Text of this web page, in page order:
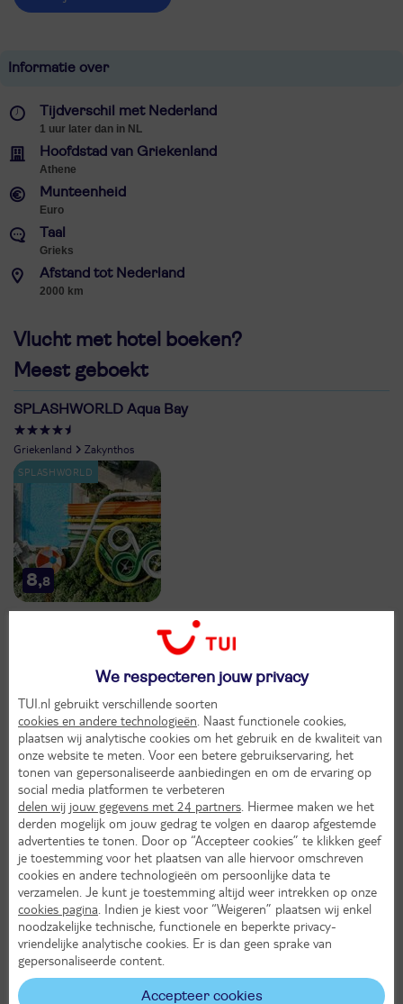
Informatie over
Tijdverschil met Nederland
1 uur later dan in NL
Hoofdstad van Griekenland
Athene
Munteenheid
Euro
Taal
Grieks
Afstand tot Nederland
2000 km
Vlucht met hotel boeken?
Meest geboekt
SPLASHWORLD Aqua Bay
Griekenland Zakynthos
8,8
Voordeligste keuze
Fly-drive Zakynthos
Griekenland
Zakynthos
Meer vakanties
Vliegtickets Zakynthos: waar groen en
blauw elkaar ontmoeten
We respecteren jouw privacy
TUI.nl gebruikt verschillende soorten
cookies en andere technologieën . Naast functionele cookies,
plaatsen wij analytische cookies om het gebruik en de kwaliteit van
onze website te meten. Voor een betere gebruikservaring, het
tonen van gepersonaliseerde aanbiedingen en om de ervaring op
social media platformen te verbeteren
delen wij jouw gegevens met 24 partners . Hiermee maken we het
derden mogelijk om jouw gedrag te volgen en daarop afgestemde
advertenties te tonen. Door op “Accepteer cookies” te klikken geef
je toestemming voor het plaatsen van alle hiervoor omschreven
cookies en andere technologieën om persoonlijke data te
verzamelen. Je kunt je toestemming altijd weer intrekken op onze
cookies pagina . Indien je kiest voor “Weigeren” plaatsen wij enkel
noodzakelijke technische, functionele en beperkte privacy-
vriendelijke analytische cookies. Er is dan geen sprake van
gepersonaliseerde content.
Accepteer cookies